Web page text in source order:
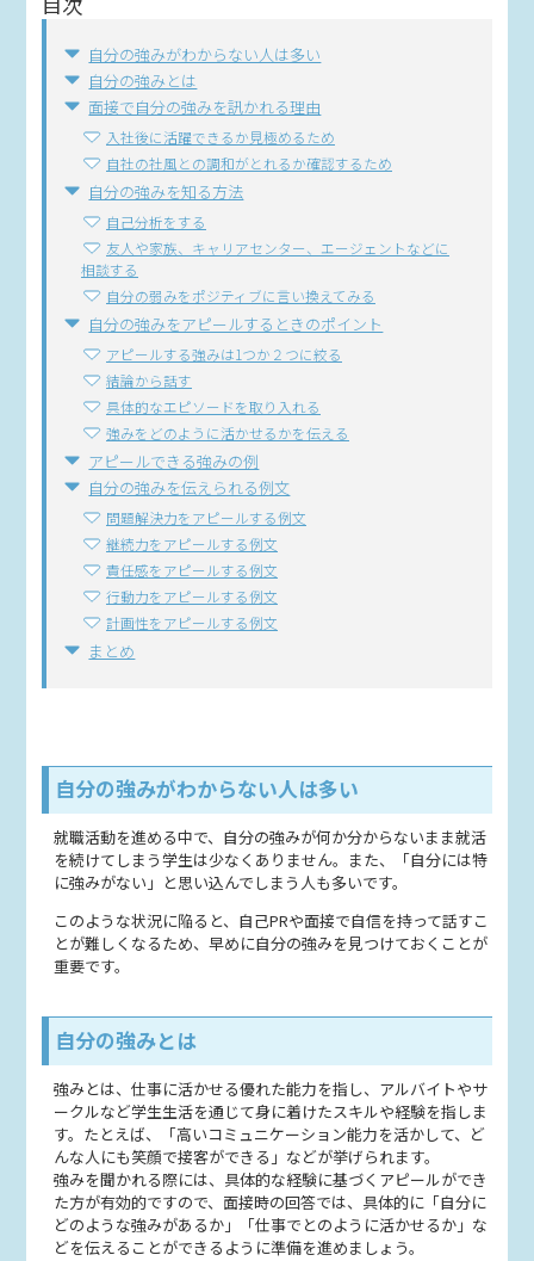
自分の強みがわからない人は多い
自分の強みとは
面接で自分の強みを訊かれる理由
入社後に活躍できるか見極めるため
自社の社風との調和がとれるか確認するため
自分の強みを知る方法
自己分析をする
友人や家族、キャリアセンター、エージェントなどに
相談する
自分の弱みをポジティブに言い換えてみる
自分の強みをアピールするときのポイント
アピールする強みは1つか２つに絞る
結論から話す
具体的なエピソードを取り入れる
強みをどのように活かせるかを伝える
アピールできる強みの例
自分の強みを伝えられる例文
問題解決力をアピールする例文
継続力をアピールする例文
責任感をアピールする例文
行動力をアピールする例文
計画性をアピールする例文
まとめ
自分の強みがわからない人は多い
就職活動を進める中で、自分の強みが何か分からないまま就活
を続けてしまう学生は少なくありません。また、「自分には特
に強みがない」と思い込んでしまう人も多いです。
このような状況に陥ると、自己PRや面接で自信を持って話すこ
とが難しくなるため、早めに自分の強みを見つけておくことが
重要です。
自分の強みとは
強みとは、仕事に活かせる優れた能力を指し、アルバイトやサ
ークルなど学生生活を通じて身に着けたスキルや経験を指しま
す。たとえば、「高いコミュニケーション能力を活かして、ど
んな人にも笑顔で接客ができる」などが挙げられます。
強みを聞かれる際には、具体的な経験に基づくアピールができ
た方が有効的ですので、面接時の回答では、具体的に「自分に
どのような強みがあるか」「仕事でとのように活かせるか」な
どを伝えることができるように準備を進めましょう。